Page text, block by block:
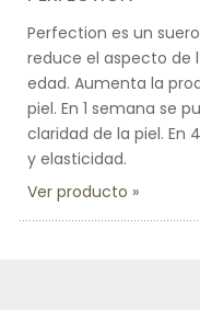
Perfection es un
reduce el aspecto de
edad. Aumenta la
piel. En 1 semana se
claridad de la piel. En
y elasticidad.
Ver producto